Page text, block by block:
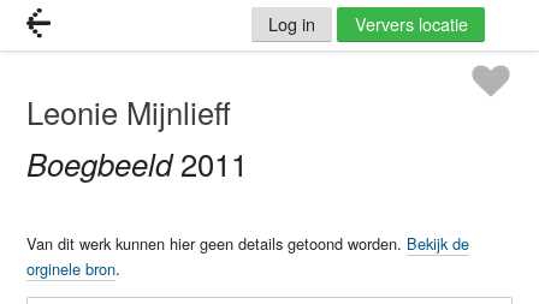
Log in Ververs locatie
Leonie Mijnlieff
Boegbeeld 2011
Van dit werk kunnen hier geen details getoond worden. Bekijk de
orginele bron.